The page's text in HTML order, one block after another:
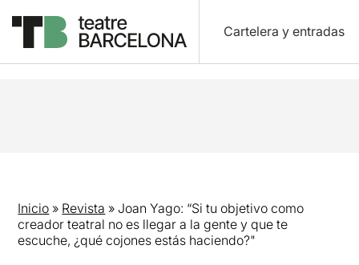
Cartelera y entradas
Inicio » Revista » Joan Yago: “Si tu objetivo como
creador teatral no es llegar a la gente y que te
escuche, ¿qué cojones estás haciendo?"